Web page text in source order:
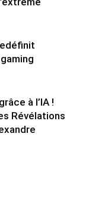
à l’IA !
Révélations